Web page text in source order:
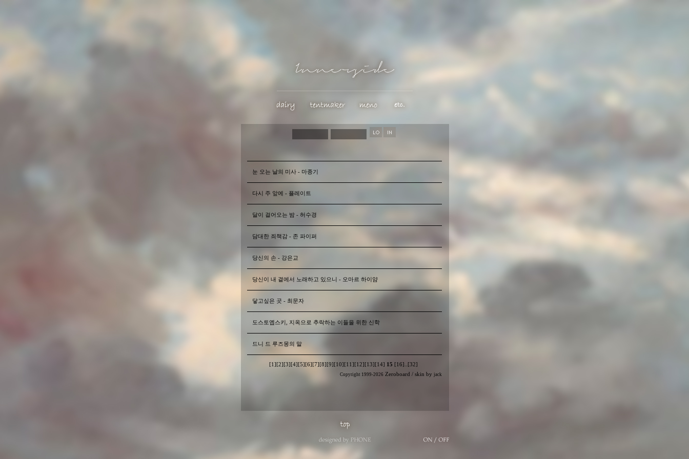
눈 오는 날의 미사 - 마종기
다시 주 앞에 - 플레이트
달이 걸어오는 밤 - 허수경
담대한 죄책감 - 존 파이퍼
당신의 손 - 강은교
당신이 내 곁에서 노래하고 있으니 - 오마르 하이얌
닿고싶은 곳 - 최문자
도스토옙스키, 지옥으로 추락하는 이들을 위한 신학
드니 드 루즈몽의 말
[1] [2] [3] [4] [5] [6] [7] [8] [9] [10] [11] [12] [13] [14] 15 [16] [32]
Copyright 1999-2026 Zeroboard / skin by jack